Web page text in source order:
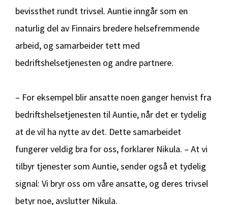
bevissthet rundt trivsel. Auntie inngår som en
naturlig del av Finnairs bredere helsefremmende
arbeid, og samarbeider tett med
bedriftshelsetjenesten og andre partnere.
– For eksempel blir ansatte noen ganger henvist fra
bedriftshelsetjenesten til Auntie, når det er tydelig
at de vil ha nytte av det. Dette samarbeidet
fungerer veldig bra for oss, forklarer Nikula. – At vi
tilbyr tjenester som Auntie, sender også et tydelig
signal: Vi bryr oss om våre ansatte, og deres trivsel
betyr noe, avslutter Nikula.